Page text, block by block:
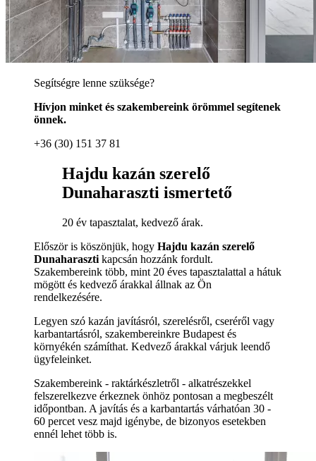
Segítségre lenne szüksége?
Hívjon minket és szakembereink örömmel segítenek
önnek.
+36 (30) 151 37 81
Hajdu kazán szerelő
Dunaharaszti ismertető
20 év tapasztalat, kedvező árak.
Először is köszönjük, hogy Hajdu kazán szerelő
Dunaharaszti kapcsán hozzánk fordult.
Szakembereink több, mint 20 éves tapasztalattal a hátuk
mögött és kedvező árakkal állnak az Ön
rendelkezésére.
Legyen szó kazán javításról, szerelésről, cseréről vagy
karbantartásról, szakembereinkre Budapest és
környékén számíthat. Kedvező árakkal várjuk leendő
ügyfeleinket.
Szakembereink - raktárkészletről - alkatrészekkel
felszerelkezve érkeznek önhöz pontosan a megbeszélt
időpontban. A javítás és a karbantartás várhatóan 30 -
60 percet vesz majd igénybe, de bizonyos esetekben
ennél lehet több is.